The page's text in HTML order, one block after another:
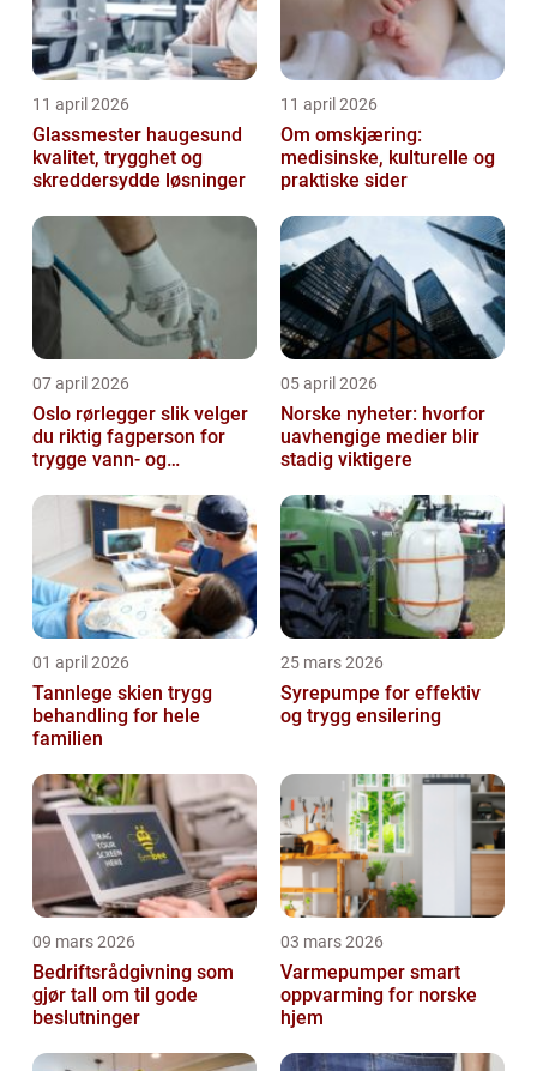
11 april 2026
Glassmester haugesund
kvalitet, trygghet og
skreddersydde løsninger
11 april 2026
Om omskjæring:
medisinske, kulturelle og
praktiske sider
07 april 2026
Oslo rørlegger slik velger
du riktig fagperson for
trygge vann- og
05 april 2026
Norske nyheter: hvorfor
uavhengige medier blir
stadig viktigere
01 april 2026
Tannlege skien trygg
behandling for hele
familien
25 mars 2026
Syrepumpe for effektiv
og trygg ensilering
09 mars 2026
Bedriftsrådgivning som
gjør tall om til gode
beslutninger
03 mars 2026
Varmepumper smart
oppvarming for norske
hjem